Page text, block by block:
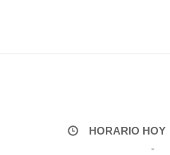
HORARIO HOY
-